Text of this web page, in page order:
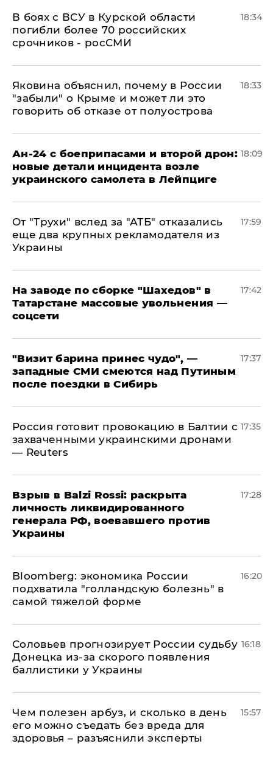
В боях с ВСУ в Курской области
погибли более 70 российских
срочников - росСМИ
18:34
Яковина объяснил, почему в России
"забыли" о Крыме и может ли это
говорить об отказе от полуострова
18:33
Ан-24 с боеприпасами и второй дрон:
новые детали инцидента возле
украинского самолета в Лейпциге
18:09
От "Трухи" вслед за "АТБ" отказались
еще два крупных рекламодателя из
Украины
17:59
На заводе по сборке "Шахедов" в
Татарстане массовые увольнения —
соцсети
17:42
"Визит барина принес чудо", —
западные СМИ смеются над Путиным
после поездки в Сибирь
17:37
​Россия готовит провокацию в Балтии с
захваченными украинскими дронами
— Reuters
17:35
​Взрыв в Balzi Rossi: раскрыта
личность ликвидированного
генерала РФ, воевавшего против
Украины
17:28
Bloomberg: экономика России
подхватила "голландскую болезнь" в
самой тяжелой форме
16:20
Соловьев прогнозирует России судьбу
Донецка из-за скорого появления
баллистики у Украины
16:18
Чем полезен арбуз, и сколько в день
его можно съедать без вреда для
здоровья – разъяснили эксперты
15:57